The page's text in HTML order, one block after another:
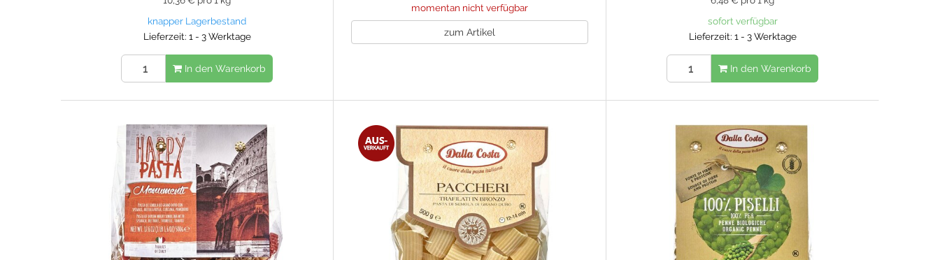
knapper Lagerbestand
Lieferzeit: 1 - 3 Werktage
In den Warenkorb
momentan nicht verfügbar
zum Artikel
sofort verfügbar
Lieferzeit: 1 - 3 Werktage
In den Warenkorb